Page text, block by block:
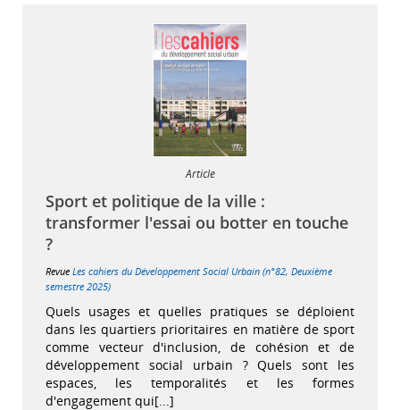
Article
Sport et politique de la ville :
transformer l'essai ou botter en touche
?
Revue Les cahiers du Développement Social Urbain (n°82, Deuxième
semestre 2025)
Quels usages et quelles pratiques se déploient
dans les quartiers prioritaires en matière de sport
comme vecteur d'inclusion, de cohésion et de
développement social urbain ? Quels sont les
espaces, les temporalités et les formes
d'engagement qui[...]